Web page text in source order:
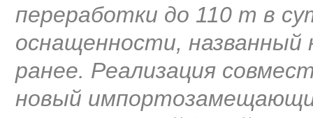
переработки до 110 т в
оснащенности,
ранее. Реализация
новый